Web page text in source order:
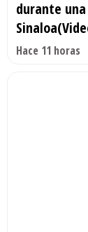
durante
Hace 11 horas